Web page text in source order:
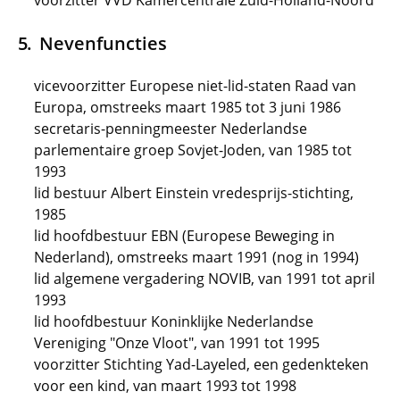
Nevenfuncties
vicevoorzitter Europese niet-lid-staten Raad van
Europa, omstreeks maart 1985 tot 3 juni 1986
secretaris-penningmeester Nederlandse
parlementaire groep Sovjet-Joden, van 1985 tot
1993
lid bestuur Albert Einstein vredesprijs-stichting,
1985
lid hoofdbestuur EBN (Europese Beweging in
Nederland), omstreeks maart 1991 (nog in 1994)
lid algemene vergadering NOVIB, van 1991 tot april
1993
lid hoofdbestuur Koninklijke Nederlandse
Vereniging "Onze Vloot", van 1991 tot 1995
voorzitter Stichting Yad-Layeled, een gedenkteken
voor een kind, van maart 1993 tot 1998